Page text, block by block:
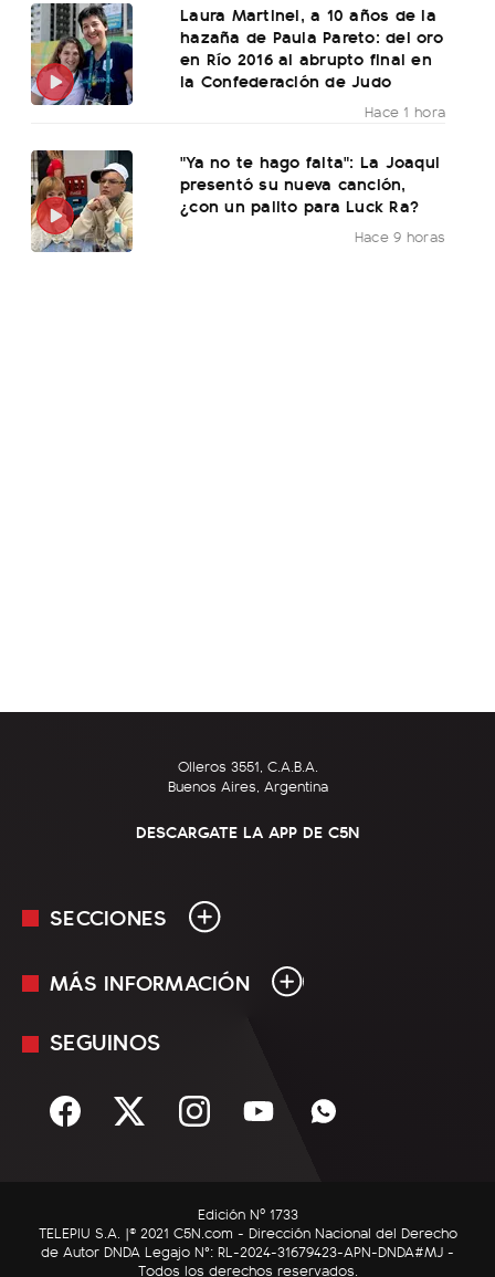
Laura Martinel, a 10 años de la
hazaña de Paula Pareto: del oro
en Río 2016 al abrupto final en
la Confederación de Judo
Hace 1 hora
"Ya no te hago falta": La Joaqui
presentó su nueva canción,
¿con un palito para Luck Ra?
Hace 9 horas
Olleros 3551, C.A.B.A.
Buenos Aires, Argentina
DESCARGATE LA APP DE C5N
SECCIONES
En Vivo
Sociedad
C5N Autos
RatingCero
MÁS INFORMACIÓN
Mediakit
Términos y condiciones
SEGUINOS
Edición Nº 1733
TELEPIU S.A. |© 2021 C5N.com - Dirección Nacional del Derecho
de Autor DNDA Legajo N°: RL-2024-31679423-APN-DNDA#MJ -
Todos los derechos reservados.